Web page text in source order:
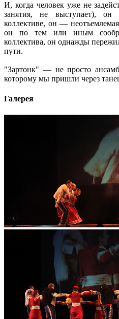
И, когда человек уже не
занятия, не выступает), он
коллективе, он —
он по тем или иным
коллектива, он однажды
пути.
"Зартонк" — не просто
которому мы пришли через
Галерея